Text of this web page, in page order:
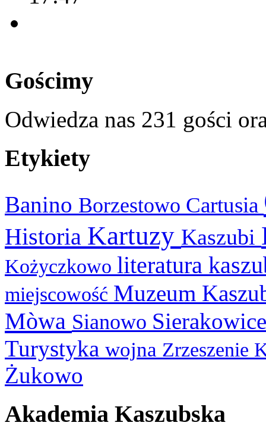
Gościmy
Odwiedza nas 231 gości
Etykiety
Banino Borzestowo Cartusia
Historia Kartuzy Kaszubi
Kożyczkowo literatura
miejscowość Muzeum
Mòwa Sianowo
Turystyka wojna Zrzeszenie
Żukowo
Akademia Kaszubska